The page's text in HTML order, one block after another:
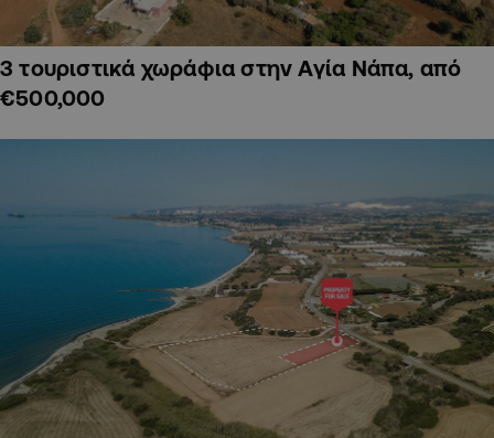
3 τουριστικά χωράφια στην Αγία Νάπα, από
€500,000